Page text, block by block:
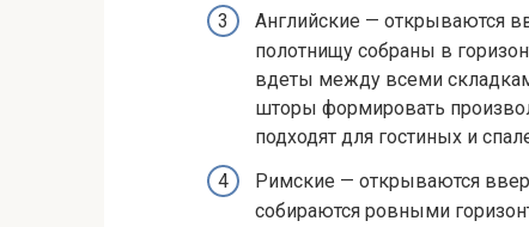
Английские — открываются
полотнищу собраны в
вдеты между всеми
шторы формировать
подходят для гостиных и
Римские — открываются
собираются ровными